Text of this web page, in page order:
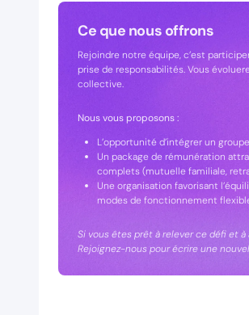
Ce que nous offrons
Rejoindre notre équipe, c’est
prise de responsabilités. Vous
collective.
Nous vous proposons :
L’opportunité d’intégrer un
Un package de rémunération
complets (mutuelle familiale,
Une organisation favorisant
modes de fonctionnement
Si vous êtes prêt à relever ce défi et à
Rejoignez-nous pour écrire une